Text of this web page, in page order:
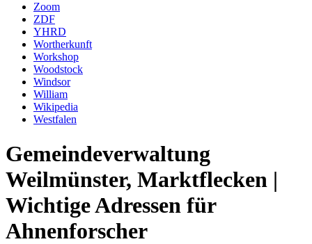
Zoom
ZDF
YHRD
Wortherkunft
Workshop
Woodstock
Windsor
William
Wikipedia
Westfalen
Gemeindeverwaltung
Weilmünster, Marktflecken |
Wichtige Adressen für
Ahnenforscher